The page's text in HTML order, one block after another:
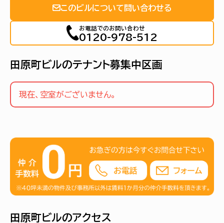
このビルについて問い合わせる
お電話でのお問い合わせ
0120-978-512
田原町ビルのテナント募集中区画
現在、空室がございません。
田原町ビルのアクセス